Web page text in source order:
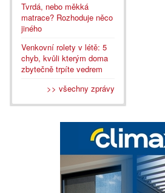
Tvrdá, nebo měkká
matrace? Rozhoduje něco
jiného
Venkovní rolety v létě: 5
chyb, kvůli kterým doma
zbytečně trpíte vedrem
>> všechny zprávy